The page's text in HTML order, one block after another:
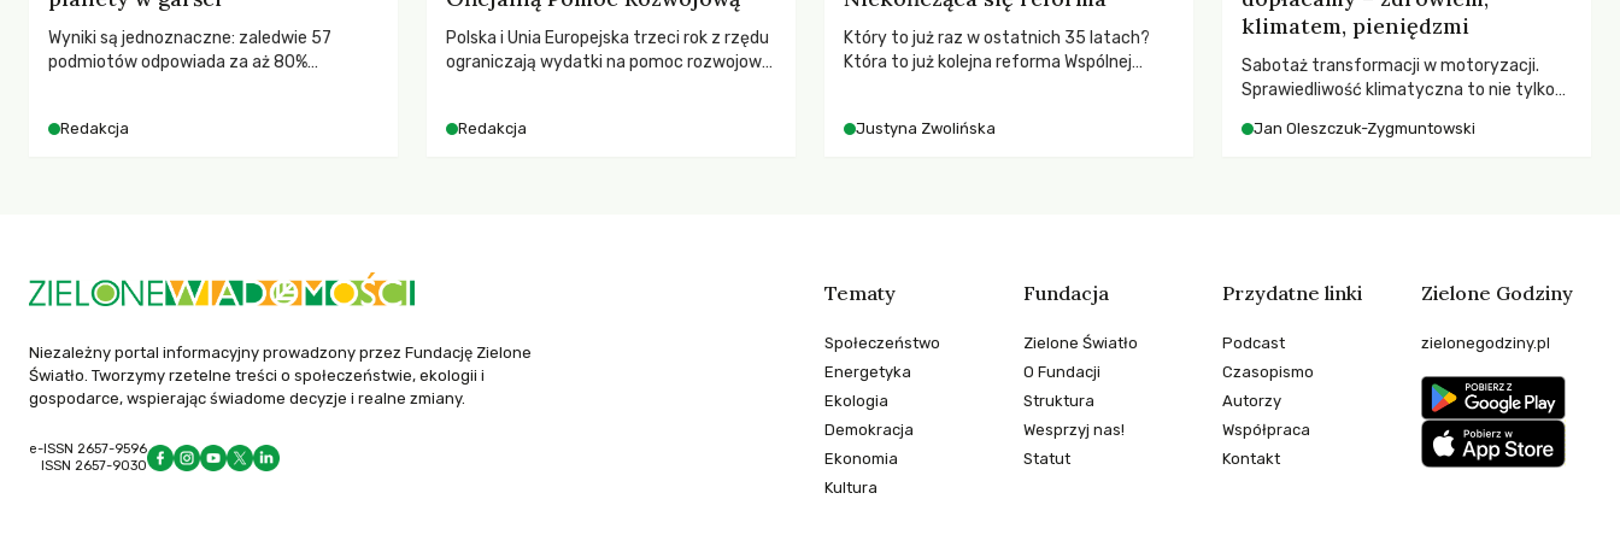
Wyniki są jednoznaczne: zaledwie 57
podmiotów odpowiada za aż 80%
Redakcja
Polska i Unia Europejska trzeci rok z rzędu
ograniczają wydatki na pomoc rozwojową
dla krajów najbardziej potrzebujących, a
Redakcja
Który to już raz w ostatnich 35 latach?
Która to już kolejna reforma Wspólnej
społeczne?
Justyna Zwolińska
klimatem, pieniędzmi
Sabotaż transformacji w motoryzacji.
Sprawiedliwość klimatyczna to nie tylko
ponosi konsekwencje globalnego
Jan Oleszczuk-Zygmuntowski
Niezależny portal informacyjny prowadzony przez Fundację Zielone
Światło. Tworzymy rzetelne treści o społeczeństwie, ekologii i
gospodarce, wspierając świadome decyzje i realne zmiany.
e-ISSN 2657-9596
ISSN 2657-9030
Tematy
Społeczeństwo
Energetyka
Ekologia
Demokracja
Ekonomia
Kultura
Fundacja
Zielone Światło
O Fundacji
Struktura
Wesprzyj nas!
Statut
Przydatne linki
Podcast
Czasopismo
Autorzy
Współpraca
Kontakt
Zielone Godziny
zielonegodziny.pl